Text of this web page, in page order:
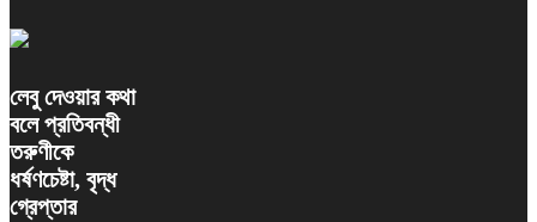
লেবু দেওয়ার কথা
বলে প্রতিবন্ধী
তরুণীকে
ধর্ষণচেষ্টা, বৃদ্ধ
গ্রেপ্তার